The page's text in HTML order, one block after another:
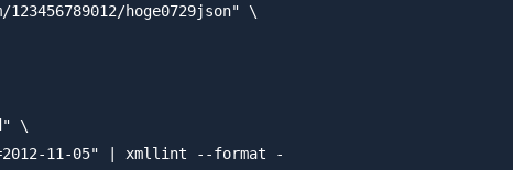
123456789012/hoge0729json" \
1 \
form-urlencoded" \
11-05" | xmllint --format -